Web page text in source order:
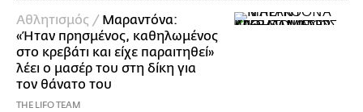
Αθλητισμός / Μαραντόνα:
«Ήταν πρησμένος, καθηλωμένος
στο κρεβάτι και είχε παραιτηθεί»
λέει ο μασέρ του στη δίκη για
τον θάνατο του
THE LIFO TEAM